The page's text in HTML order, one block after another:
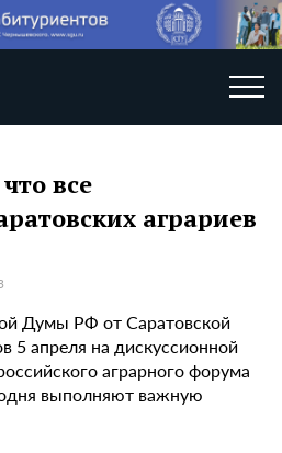
все
аграриев
Думы РФ от Саратовской
5 апреля на дискуссионной
аграрного форума
выполняют важную